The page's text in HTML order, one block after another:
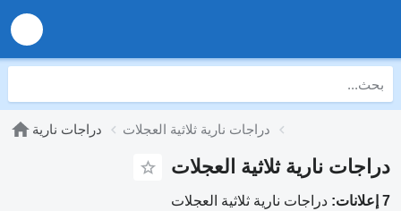
دراجات نارية دراجات نارية ثلاثية العجلات
دراجات نارية ثلاثية العجلات
7 إعلانات: دراجات نارية ثلاثية العجلات